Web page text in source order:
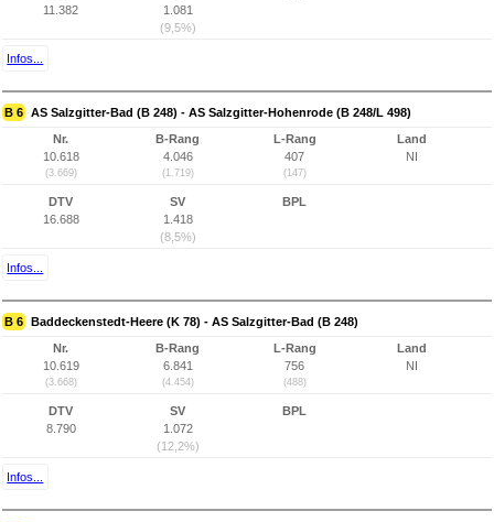
11.382
1.081
(9,5%)
Infos...
B 6 AS Salzgitter-Bad (B 248) - AS Salzgitter-Hohenrode (B 248/L 498)
Nr.
10.618
(3.669)
B-Rang
4.046
(1.719)
L-Rang
407
(147)
Land
NI
DTV
16.688
SV
1.418
(8,5%)
BPL
Infos...
B 6 Baddeckenstedt-Heere (K 78) - AS Salzgitter-Bad (B 248)
Nr.
10.619
(3.668)
B-Rang
6.841
(4.454)
L-Rang
756
(488)
Land
NI
DTV
8.790
SV
1.072
(12,2%)
BPL
Infos...